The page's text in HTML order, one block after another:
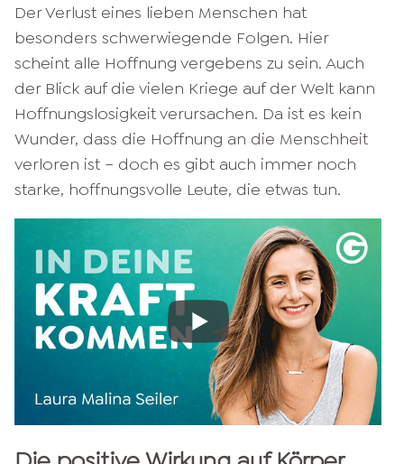
Der Verlust eines lieben Menschen hat
besonders schwerwiegende Folgen. Hier
scheint alle Hoffnung vergebens zu sein. Auch
der Blick auf die vielen Kriege auf der Welt kann
Hoffnungslosigkeit verursachen. Da ist es kein
Wunder, dass die Hoffnung an die Menschheit
verloren ist – doch es gibt auch immer noch
starke, hoffnungsvolle Leute, die etwas tun.